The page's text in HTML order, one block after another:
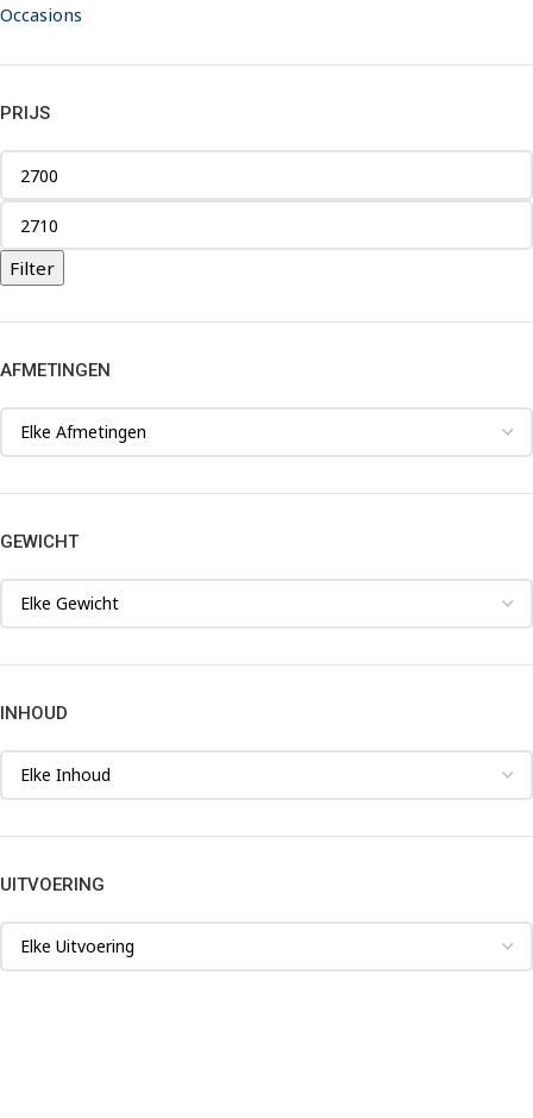
Occasions
PRIJS
Filter
AFMETINGEN
GEWICHT
INHOUD
UITVOERING